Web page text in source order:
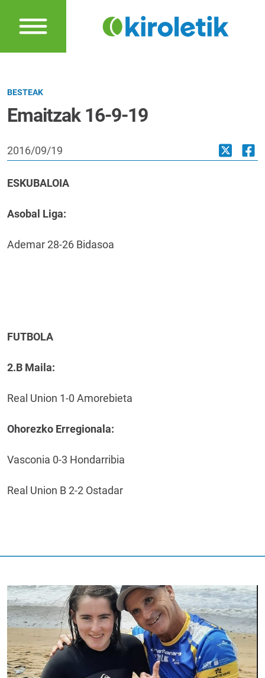
BESTEAK
Emaitzak 16-9-19
2016/09/19
ESKUBALOIA
Asobal Liga:
Ademar 28-26 Bidasoa
FUTBOLA
2.B Maila:
Real Union 1-0 Amorebieta
Ohorezko Erregionala:
Vasconia 0-3 Hondarribia
Real Union B 2-2 Ostadar